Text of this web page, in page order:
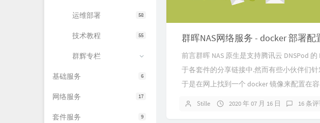
58
运维部署
55
技术教程
群辉专栏
6
基础服务
17
网络服务
9
套件服务
群晖NAS网络服务 - docker 部署
前言群晖 NAS 原生是支持腾讯云 DNSPod
于各套件的分享链接中.然而有些小伙伴们
于是在网上找到一个 docker 镜像来配置在
Stille 2020 年 07 月 16 日 16 条